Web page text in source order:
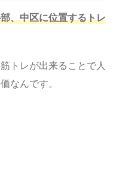
、中区に位置するトレ
トレが出来ることで人
なんです。